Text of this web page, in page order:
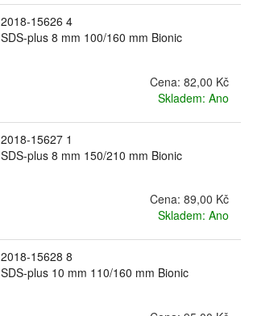
2018-15626 4
SDS-plus 8 mm 100/160 mm Bionic
Cena: 82,00 Kč
Skladem: Ano
2018-15627 1
SDS-plus 8 mm 150/210 mm Bionic
Cena: 89,00 Kč
Skladem: Ano
2018-15628 8
SDS-plus 10 mm 110/160 mm Bionic